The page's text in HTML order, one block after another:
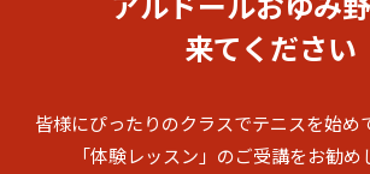
来てください
皆様にぴったりのクラスでテニスを始め
「体験レッスン」のご受講をお勧め